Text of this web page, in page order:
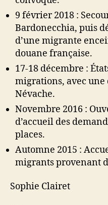
9 février 2018 :
Bardonecchia, puis
d’une migrante
douane française.
17-18 décembre :
migrations, avec une
Névache.
Novembre 2016 :
d’accueil des
places.
Automne 2015 :
migrants provenant
Sophie Clairet